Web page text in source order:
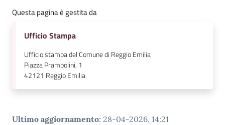
Questa pagina è gestita da
Ufficio Stampa
Ufficio stampa del Comune di Reggio Emilia
Piazza Prampolini, 1
42121 Reggio Emilia
Ultimo aggiornamento: 28-04-2026, 14:21